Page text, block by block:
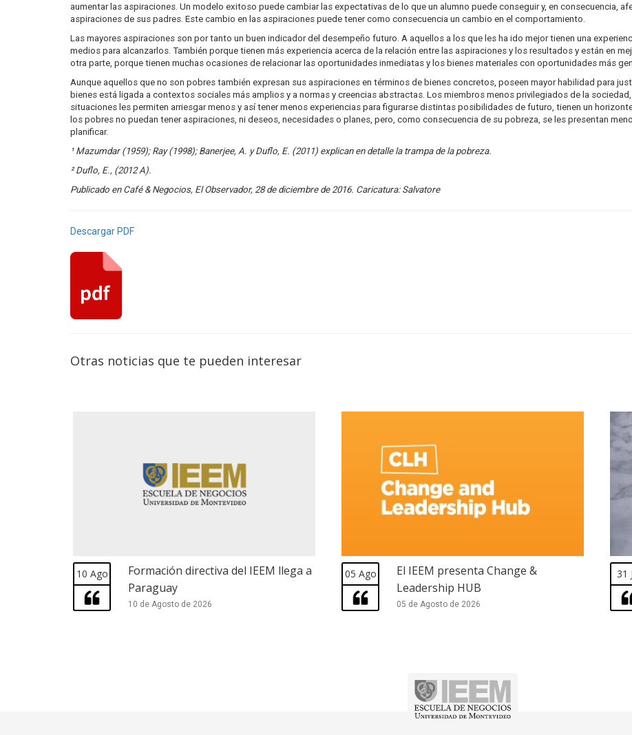
aumentar las aspiraciones. Un modelo exitoso puede cambiar las expectativas de lo que un alumno puede conseguir y, en consecuencia,
aspiraciones de sus padres. Este cambio en las aspiraciones puede tener como consecuencia un cambio en el comportamiento.
Las mayores aspiraciones son por tanto un buen indicador del desempeño futuro. A aquellos a los que les ha ido mejor tienen una
medios para alcanzarlos. También porque tienen más experiencia acerca de la relación entre las aspiraciones y los resultados y están en
otra parte, porque tienen muchas ocasiones de relacionar las oportunidades inmediatas y los bienes materiales con oportunidades más
Aunque aquellos que no son pobres también expresan sus aspiraciones en términos de bienes concretos, poseen mayor habilidad para
bienes está ligada a contextos sociales más amplios y a normas y creencias abstractas. Los miembros menos privilegiados de la
situaciones les permiten arriesgar menos y así tener menos experiencias para figurarse distintas posibilidades de futuro, tienen un
los pobres no puedan tener aspiraciones, ni deseos, necesidades o planes, pero, como consecuencia de su pobreza, se les presentan
planificar.
¹ Mazumdar (1959); Ray (1998); Banerjee, A. y Duflo, E. (2011) explican en detalle la trampa de la pobreza.
² Duflo, E., (2012 A).
Publicado en Café & Negocios, El Observador, 28 de diciembre de 2016. Caricatura: Salvatore
Descargar PDF
Otras noticias que te pueden interesar
10 Ago
Formación directiva del IEEM llega a
Paraguay
10 de Agosto de 2026
05 Ago
El IEEM presenta Change &
Leadership HUB
05 de Agosto de 2026
31